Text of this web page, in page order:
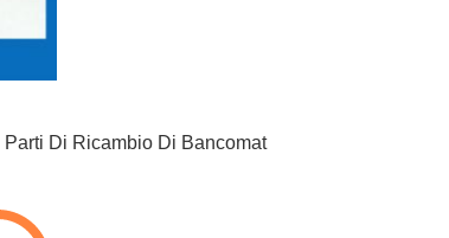
Parti Di Ricambio Di Bancomat